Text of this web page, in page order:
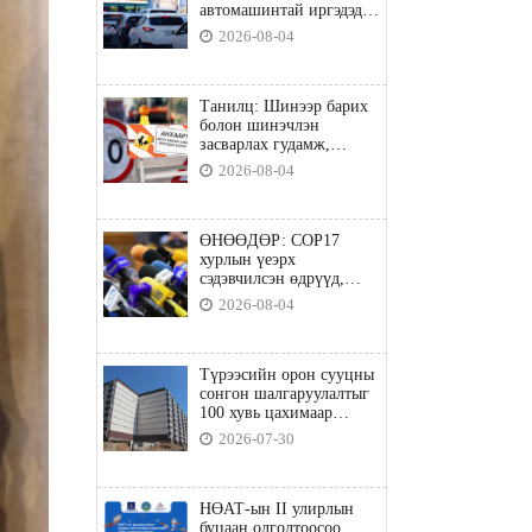
автомашинтай иргэдэд
шатахуун олгоно
2026-08-04
Танилц: Шинээр барих
болон шинэчлэн
засварлах гудамж,
замууд
2026-08-04
ӨНӨӨДӨР: COP17
хурлын үеэрх
сэдэвчилсэн өдрүүд,
үзвэр үйлчилгээний
талаар мэдээлнэ
2026-08-04
Түрээсийн орон сууцны
сонгон шалгаруулалтыг
100 хувь цахимаар
явуулна
2026-07-30
НӨАТ-ын II улирлын
буцаан олголтоосоо